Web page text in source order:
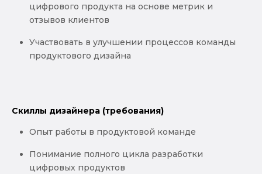
цифрового продукта на основе метрик и
отзывов клиентов
Участвовать в улучшении процессов команды
продуктового дизайна
Скиллы дизайнера (требования)
Опыт работы в продуктовой команде
Понимание полного цикла разработки
цифровых продуктов